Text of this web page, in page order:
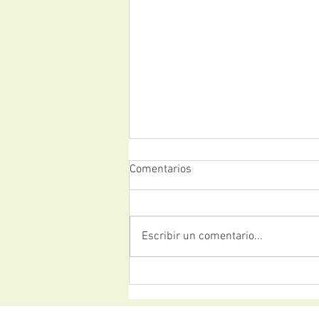
atravesar el duelo tras una
Comentarios
Escribir un comentario...